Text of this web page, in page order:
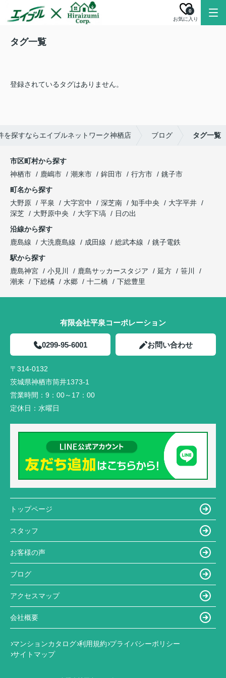
お気に入り
0
タグ一覧
登録されているタグはありません。
を探すならエイブルネットワーク神栖店 ブログ タグ一覧
市区町村から探す
神栖市
鹿嶋市 潮来市 鉾田市 行方市
銚子市
町名から探す
大野原
平泉 大字宮中 深芝南 知手中央
大字平井
深芝
大野原中央 大字下塙
日の出
沿線から探す
鹿島線
大洗鹿島線 成田線 総武本線
銚子電鉄
駅から探す
鹿島神宮
小見川 鹿島サッカースタジア 延方
笹川
潮来
下総橘 水郷 十二橋 下総豊里
有限会社平泉コーポレーション
0299-95-6001 お問い合わせ
〒314-0132
茨城県神栖市筒井1373-1
営業時間： 9：00～17：00
定休日： 水曜日
トップページ
スタッフ
お客様の声
ブログ
アクセスマップ
会社概要
マンションカタログ 利用規約 プライバシーポリシー
サイトマップ